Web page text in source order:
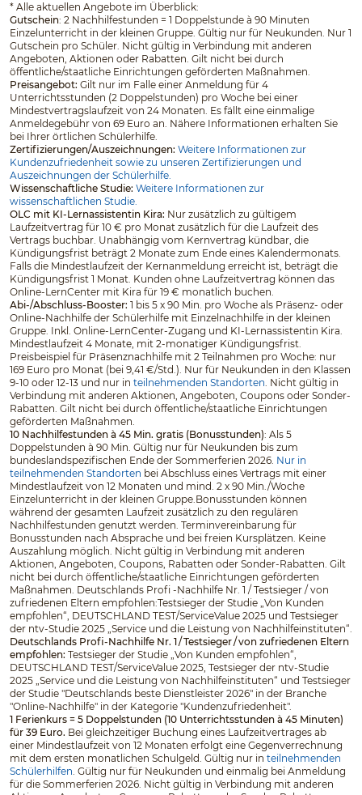
* Alle aktuellen Angebote im Überblick:
Gutschein: 2 Nachhilfestunden = 1 Doppelstunde à 90 Minuten
Einzelunterricht in der kleinen Gruppe. Gültig nur für Neukunden. Nur 1
Gutschein pro Schüler. Nicht gültig in Verbindung mit anderen
Angeboten, Aktionen oder Rabatten. Gilt nicht bei durch
öffentliche/staatliche Einrichtungen geförderten Maßnahmen.
Preisangebot: Gilt nur im Falle einer Anmeldung für 4
Unterrichtsstunden (2 Doppelstunden) pro Woche bei einer
Mindestvertragslaufzeit von 24 Monaten. Es fällt eine einmalige
Anmeldegebühr von 69 Euro an. Nähere Informationen erhalten Sie
bei Ihrer örtlichen Schülerhilfe.
Zertifizierungen/Auszeichnungen: Weitere Informationen zur
Kundenzufriedenheit sowie zu unseren Zertifizierungen und
Auszeichnungen der Schülerhilfe.
Wissenschaftliche Studie: Weitere Informationen zur
wissenschaftlichen Studie.
OLC mit KI-Lernassistentin Kira: Nur zusätzlich zu gültigem
Laufzeitvertrag für 10 € pro Monat zusätzlich für die Laufzeit des
Vertrags buchbar. Unabhängig vom Kernvertrag kündbar, die
Kündigungsfrist beträgt 2 Monate zum Ende eines Kalendermonats.
Falls die Mindestlaufzeit der Kernanmeldung erreicht ist, beträgt die
Kündigungsfrist 1 Monat. Kunden ohne Laufzeitvertrag können das
Online-LernCenter mit Kira für 19 € monatlich buchen.
Abi-/Abschluss-Booster: 1 bis 5 x 90 Min. pro Woche als Präsenz- oder
Online-Nachhilfe der Schülerhilfe mit Einzelnachhilfe in der kleinen
Gruppe. Inkl. Online-LernCenter-Zugang und KI-Lernassistentin Kira.
Mindestlaufzeit 4 Monate, mit 2-monatiger Kündigungsfrist.
Preisbeispiel für Präsenznachhilfe mit 2 Teilnahmen pro Woche: nur
169 Euro pro Monat (bei 9,41 €/Std.). Nur für Neukunden in den Klassen
9-10 oder 12-13 und nur in teilnehmenden Standorten. Nicht gültig in
Verbindung mit anderen Aktionen, Angeboten, Coupons oder Sonder-
Rabatten. Gilt nicht bei durch öffentliche/staatliche Einrichtungen
geförderten Maßnahmen.
10 Nachhilfestunden à 45 Min. gratis (Bonusstunden): Als 5
Doppelstunden à 90 Min. Gültig nur für Neukunden bis zum
bundeslandspezifischen Ende der Sommerferien 2026. Nur in
teilnehmenden Standorten bei Abschluss eines Vertrags mit einer
Mindestlaufzeit von 12 Monaten und mind. 2 x 90 Min./Woche
Einzelunterricht in der kleinen Gruppe.Bonusstunden können
während der gesamten Laufzeit zusätzlich zu den regulären
Nachhilfestunden genutzt werden. Terminvereinbarung für
Bonusstunden nach Absprache und bei freien Kursplätzen. Keine
Auszahlung möglich. Nicht gültig in Verbindung mit anderen
Aktionen, Angeboten, Coupons, Rabatten oder Sonder-Rabatten. Gilt
nicht bei durch öffentliche/staatliche Einrichtungen geförderten
Maßnahmen. Deutschlands Profi -Nachhilfe Nr. 1 / Testsieger / von
zufriedenen Eltern empfohlen:Testsieger der Studie „Von Kunden
empfohlen“, DEUTSCHLAND TEST/ServiceValue 2025 und Testsieger
der ntv-Studie 2025 „Service und die Leistung von Nachhilfeinstituten“.
Deutschlands Profi-Nachhilfe Nr. 1 / Testsieger / von zufriedenen Eltern
empfohlen: Testsieger der Studie „Von Kunden empfohlen“,
DEUTSCHLAND TEST/ServiceValue 2025, Testsieger der ntv-Studie
2025 „Service und die Leistung von Nachhilfeinstituten“ und Testsieger
der Studie "Deutschlands beste Dienstleister 2026" in der Branche
"Online-Nachhilfe" in der Kategorie "Kundenzufriedenheit".
1 Ferienkurs = 5 Doppelstunden (10 Unterrichtsstunden à 45 Minuten)
für 39 Euro. Bei gleichzeitiger Buchung eines Laufzeitvertrages ab
einer Mindestlaufzeit von 12 Monaten erfolgt eine Gegenverrechnung
mit dem ersten monatlichen Schulgeld. Gültig nur in teilnehmenden
Schülerhilfen. Gültig nur für Neukunden und einmalig bei Anmeldung
für die Sommerferien 2026. Nicht gültig in Verbindung mit anderen